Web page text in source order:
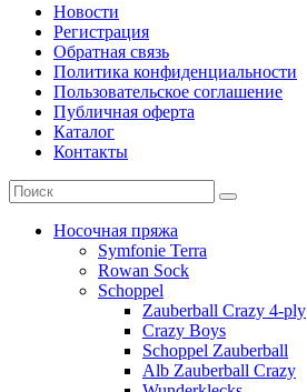
Новости
Регистрация
Обратная связь
Политика конфиденциальности
Пользовательское соглашение
Публичная оферта
Каталог
Контакты
Носочная пряжа
Symfonie Terra
Rowan Sock
Schoppel
Zauberball Crazy 4-ply
Crazy Boys
Schoppel Zauberball
Alb Zauberball Crazy